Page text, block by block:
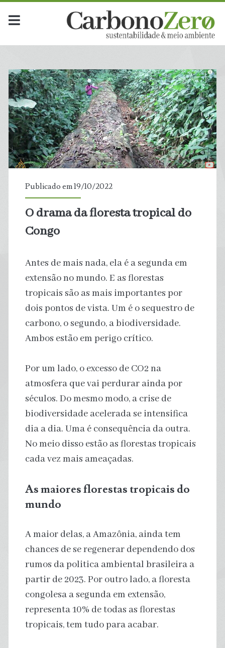
Publicado em 19/10/2022
O drama da floresta tropical do
Congo
Antes de mais nada, ela é a segunda em
extensão no mundo. E as florestas
tropicais são as mais importantes por
dois pontos de vista. Um é o sequestro de
carbono, o segundo, a biodiversidade.
Ambos estão em perigo crítico.
Por um lado, o excesso de CO2 na
atmosfera que vai perdurar ainda por
séculos. Do mesmo modo, a crise de
biodiversidade acelerada se intensifica
dia a dia. Uma é consequência da outra.
No meio disso estão as florestas tropicais
cada vez mais ameaçadas.
As maiores florestas tropicais do
mundo
A maior delas, a Amazônia, ainda tem
chances de se regenerar dependendo dos
rumos da politica ambiental brasileira a
partir de 2023. Por outro lado, a floresta
congolesa a segunda em extensão,
representa 10% de todas as florestas
tropicais, tem tudo para acabar.